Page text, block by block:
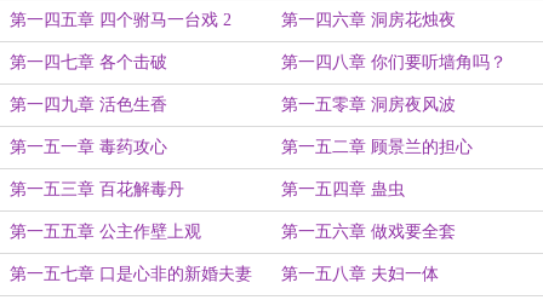
第一四五章 四个驸马一台戏 2 第一四六章 洞房花烛夜
第一四七章 各个击破 第一四八章 你们要听墙角吗？
第一四九章 活色生香 第一五零章 洞房夜风波
第一五一章 毒药攻心 第一五二章 顾景兰的担心
第一五三章 百花解毒丹 第一五四章 蛊虫
第一五五章 公主作壁上观 第一五六章 做戏要全套
第一五七章 口是心非的新婚夫妻 第一五八章 夫妇一体